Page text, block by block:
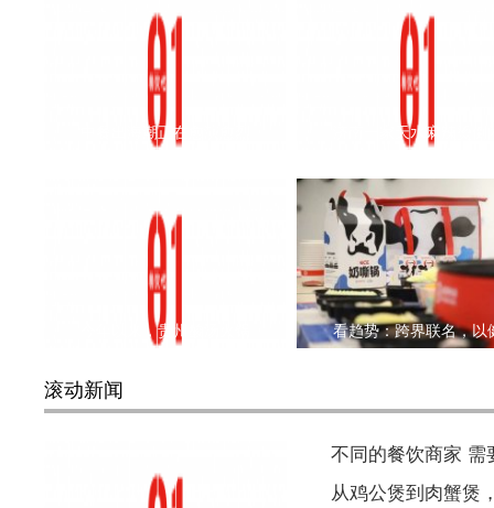
中餐出海潮正在愈演愈烈 济南一家天水麻辣烫倒
今年以来，贵州酸汤火锅 看趋势：跨界联名，以
滚动新闻
不同的餐饮商家 需
从鸡公煲到肉蟹煲